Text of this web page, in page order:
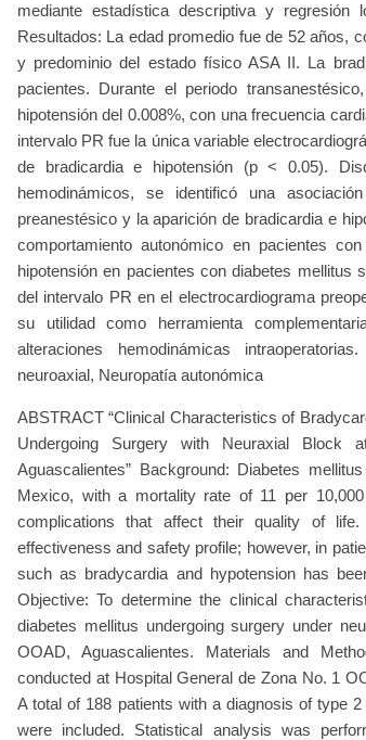
mediante estadística descriptiva y
Resultados: La edad promedio fue de 52 años,
y predominio del estado físico ASA II. La
pacientes. Durante el periodo
hipotensión del 0.008%, con una frecuencia
intervalo PR fue la única variable
de bradicardia e hipotensión (p < 0.05).
hemodinámicos, se identificó una
preanestésico y la aparición de bradicardia e
comportamiento autonómico en pacientes
hipotensión en pacientes con diabetes mellitus
del intervalo PR en el electrocardiograma
su utilidad como herramienta
alteraciones hemodinámicas
neuroaxial, Neuropatía autonómica
ABSTRACT “Clinical Characteristics of
Undergoing Surgery with Neuraxial
Aguascalientes” Background: Diabetes
Mexico, with a mortality rate of 11 per
complications that affect their quality of
effectiveness and safety profile; however, in
such as bradycardia and hypotension has
Objective: To determine the clinical
diabetes mellitus undergoing surgery under
OOAD, Aguascalientes. Materials and
conducted at Hospital General de Zona No. 1
A total of 188 patients with a diagnosis of type
were included. Statistical analysis was